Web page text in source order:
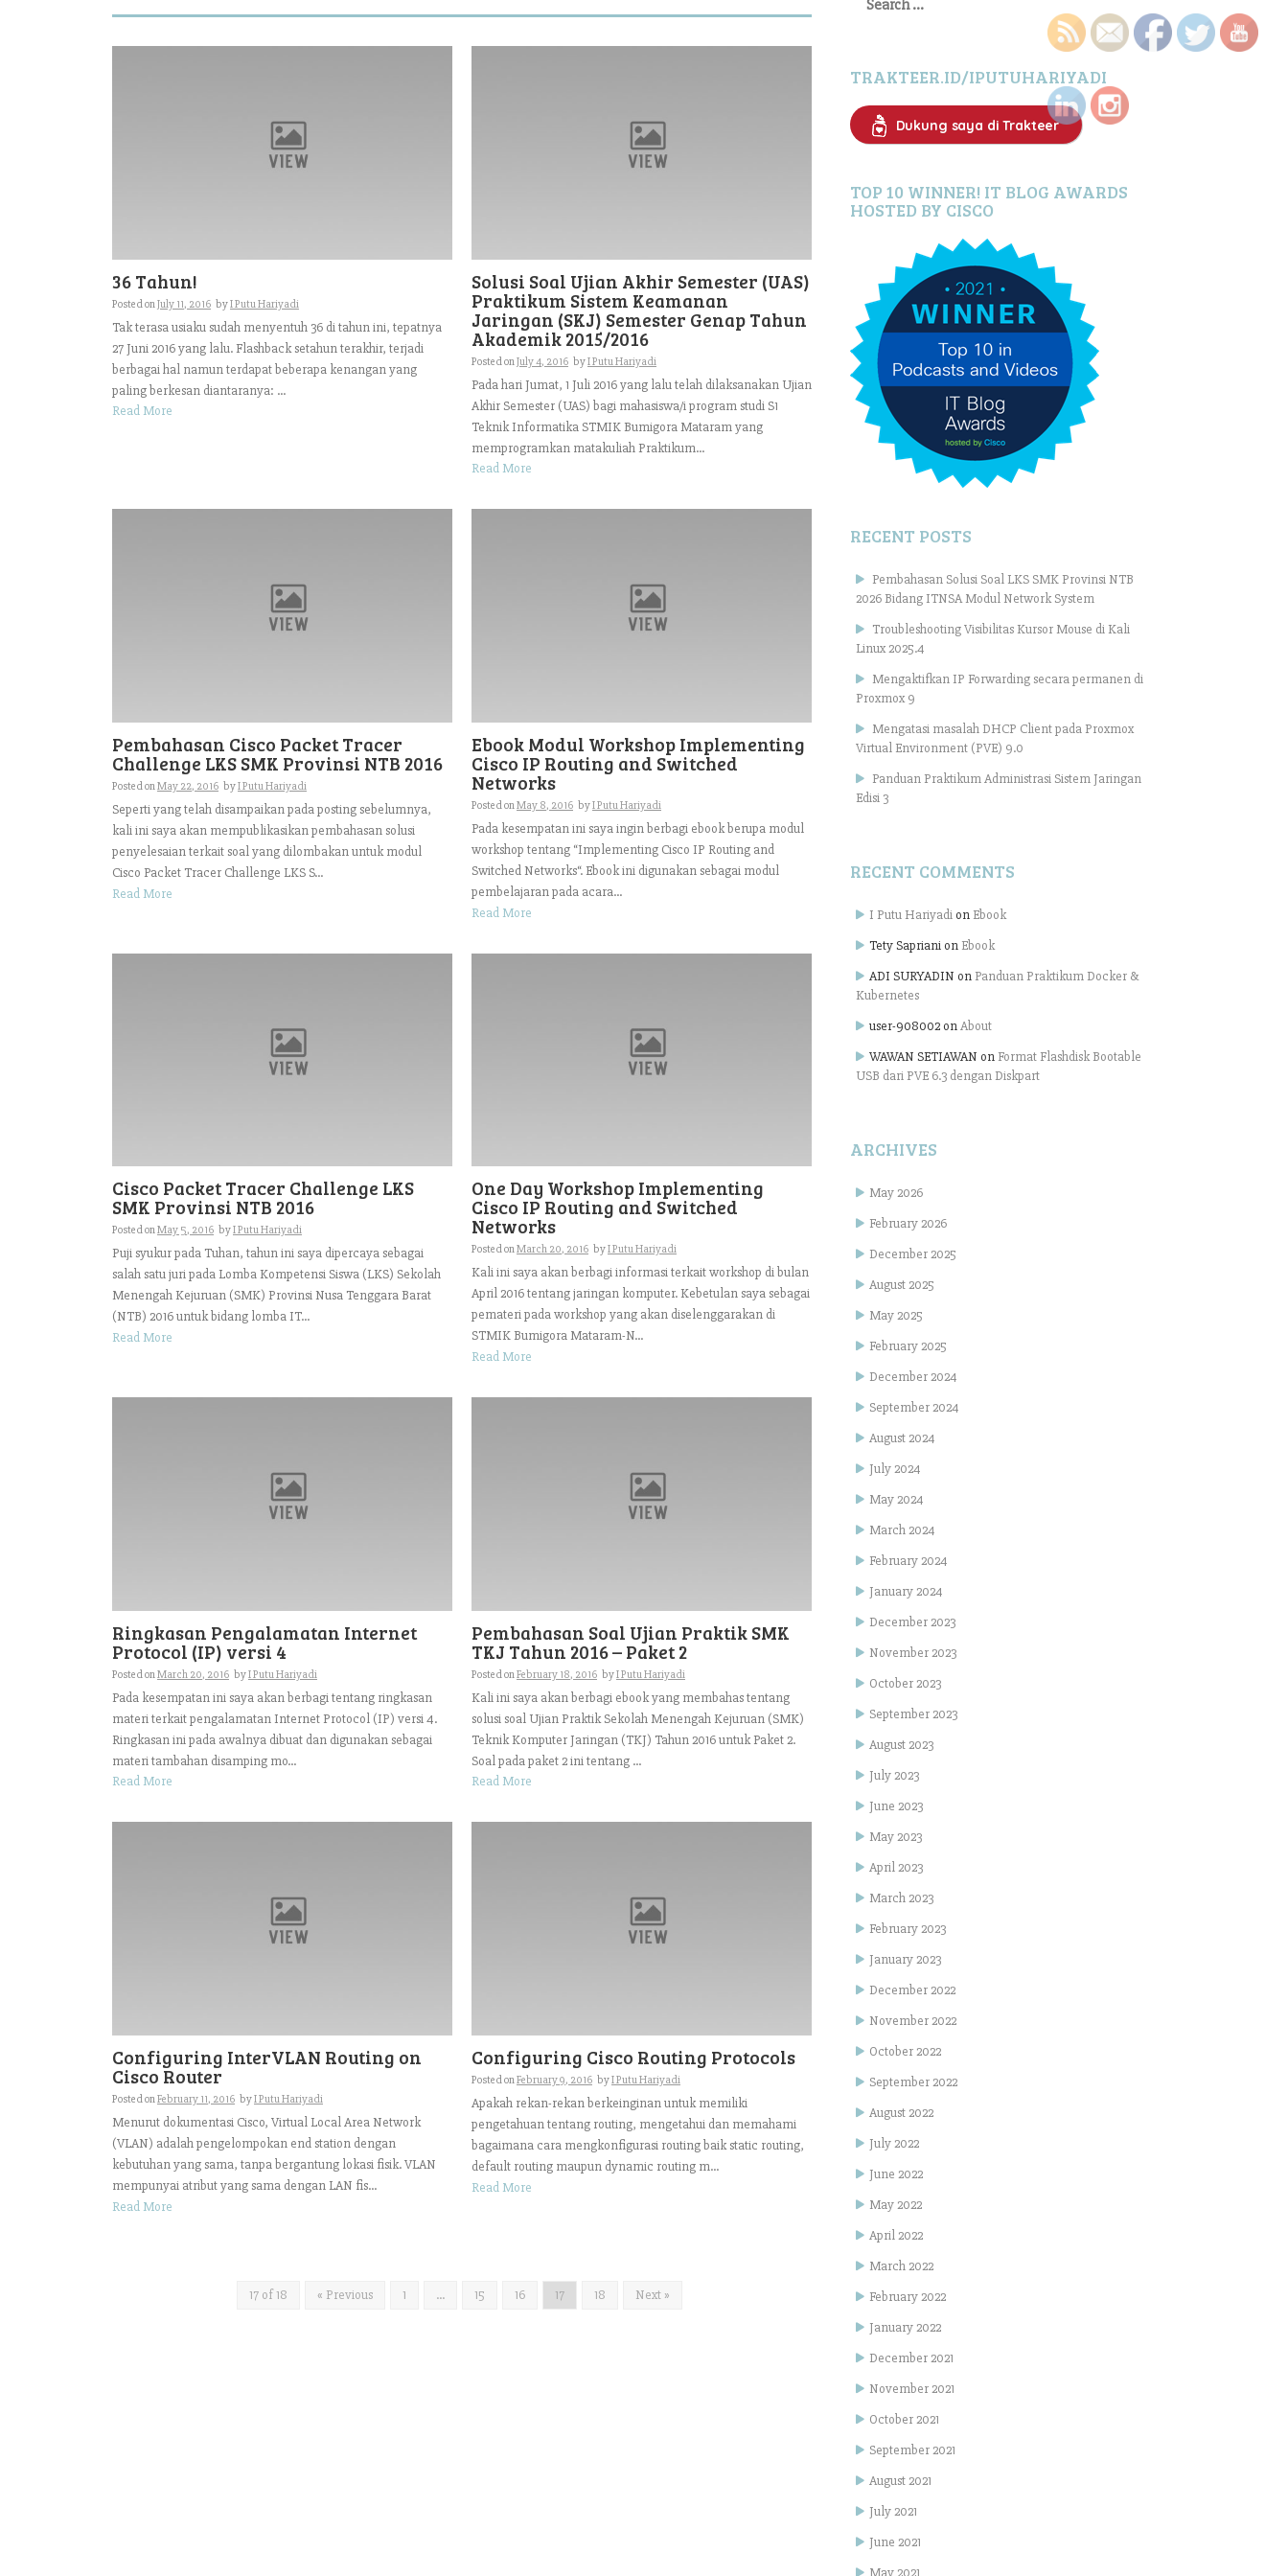
36 Tahun!
Posted onJuly 11, 2016 byI Putu Hariyadi
Tak terasa usiaku sudah menyentuh 36 di tahun ini, tepatnya
27 Juni 2016 yang lalu. Flashback setahun terakhir, terjadi
berbagai hal namun terdapat beberapa kenangan yang
paling berkesan diantaranya: ...
Read More
Solusi Soal Ujian Akhir Semester (UAS)
Praktikum Sistem Keamanan
Jaringan (SKJ) Semester Genap Tahun
Akademik 2015/2016
Posted onJuly 4, 2016 byI Putu Hariyadi
Pada hari Jumat, 1 Juli 2016 yang lalu telah dilaksanakan Ujian
Akhir Semester (UAS) bagi mahasiswa/i program studi S1
Teknik Informatika STMIK Bumigora Mataram yang
memprogramkan matakuliah Praktikum...
Read More
Pembahasan Cisco Packet Tracer
Challenge LKS SMK Provinsi NTB 2016
Posted onMay 22, 2016 byI Putu Hariyadi
Seperti yang telah disampaikan pada posting sebelumnya,
kali ini saya akan mempublikasikan pembahasan solusi
penyelesaian terkait soal yang dilombakan untuk modul
Cisco Packet Tracer Challenge LKS S...
Read More
Ebook Modul Workshop Implementing
Cisco IP Routing and Switched
Networks
Posted onMay 8, 2016 byI Putu Hariyadi
Pada kesempatan ini saya ingin berbagi ebook berupa modul
workshop tentang “Implementing Cisco IP Routing and
Switched Networks“. Ebook ini digunakan sebagai modul
pembelajaran pada acara...
Read More
Cisco Packet Tracer Challenge LKS
SMK Provinsi NTB 2016
Posted onMay 5, 2016 byI Putu Hariyadi
Puji syukur pada Tuhan, tahun ini saya dipercaya sebagai
salah satu juri pada Lomba Kompetensi Siswa (LKS) Sekolah
Menengah Kejuruan (SMK) Provinsi Nusa Tenggara Barat
(NTB) 2016 untuk bidang lomba IT...
Read More
One Day Workshop Implementing
Cisco IP Routing and Switched
Networks
Posted onMarch 20, 2016 byI Putu Hariyadi
Kali ini saya akan berbagi informasi terkait workshop di bulan
April 2016 tentang jaringan komputer. Kebetulan saya sebagai
pemateri pada workshop yang akan diselenggarakan di
STMIK Bumigora Mataram-N...
Read More
Ringkasan Pengalamatan Internet
Protocol (IP) versi 4
Posted onMarch 20, 2016 byI Putu Hariyadi
Pada kesempatan ini saya akan berbagi tentang ringkasan
materi terkait pengalamatan Internet Protocol (IP) versi 4.
Ringkasan ini pada awalnya dibuat dan digunakan sebagai
materi tambahan disamping mo...
Read More
Pembahasan Soal Ujian Praktik SMK
TKJ Tahun 2016 – Paket 2
Posted onFebruary 18, 2016 byI Putu Hariyadi
Kali ini saya akan berbagi ebook yang membahas tentang
solusi soal Ujian Praktik Sekolah Menengah Kejuruan (SMK)
Teknik Komputer Jaringan (TKJ) Tahun 2016 untuk Paket 2.
Soal pada paket 2 ini tentang ...
Read More
Configuring InterVLAN Routing on
Cisco Router
Posted onFebruary 11, 2016 byI Putu Hariyadi
Menurut dokumentasi Cisco, Virtual Local Area Network
(VLAN) adalah pengelompokan end station dengan
kebutuhan yang sama, tanpa bergantung lokasi fisik. VLAN
mempunyai atribut yang sama dengan LAN fis...
Read More
Configuring Cisco Routing Protocols
Posted onFebruary 9, 2016 byI Putu Hariyadi
Apakah rekan-rekan berkeinginan untuk memiliki
pengetahuan tentang routing, mengetahui dan memahami
bagaimana cara mengkonfigurasi routing baik static routing,
default routing maupun dynamic routing m...
Read More
17 of 18 « Previous 1 … 15 16 17 18 Next »
for:
TRAKTEER.ID/IPUTUHARIYADI
Dukung saya di Trakteer
TOP 10 WINNER! IT BLOG AWARDS
HOSTED BY CISCO
RECENT POSTS
Pembahasan Solusi Soal LKS SMK Provinsi NTB
2026 Bidang ITNSA Modul Network System
Troubleshooting Visibilitas Kursor Mouse di Kali
Linux 2025.4
Mengaktifkan IP Forwarding secara permanen di
Proxmox 9
Mengatasi masalah DHCP Client pada Proxmox
Virtual Environment (PVE) 9.0
Panduan Praktikum Administrasi Sistem Jaringan
Edisi 3
RECENT COMMENTS
I Putu Hariyadi on Ebook
Tety Sapriani on Ebook
ADI SURYADIN on Panduan Praktikum Docker &
Kubernetes
user-908002 onAbout
WAWAN SETIAWAN on Format Flashdisk Bootable
USB dari PVE 6.3 dengan Diskpart
ARCHIVES
May 2026
February 2026
December 2025
August 2025
May 2025
February 2025
December 2024
September 2024
August 2024
July 2024
May 2024
March 2024
February 2024
January 2024
December 2023
November 2023
October 2023
September 2023
August 2023
July 2023
June 2023
May 2023
April 2023
March 2023
February 2023
January 2023
December 2022
November 2022
October 2022
September 2022
August 2022
July 2022
June 2022
May 2022
April 2022
March 2022
February 2022
January 2022
December 2021
November 2021
October 2021
September 2021
August 2021
July 2021
June 2021
May 2021